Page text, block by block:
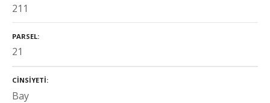
211
PARSEL
21
CINSIYETI
Bay